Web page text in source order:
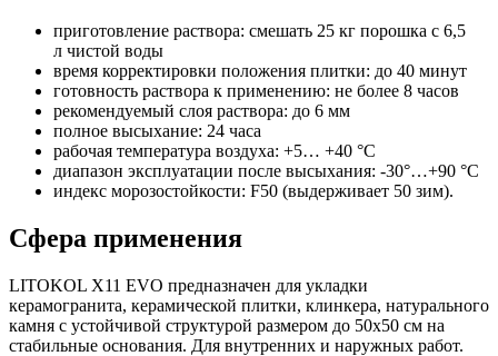
приготовление раствора: смешать 25 кг порошка с 6,5
л чистой воды
время корректировки положения плитки: до 40 минут
готовность раствора к применению: не более 8 часов
рекомендуемый слоя раствора: до 6 мм
полное высыхание: 24 часа
рабочая температура воздуха: +5… +40 °С
диапазон эксплуатации после высыхания: -30°…+90 °С
индекс морозостойкости: F50 (выдерживает 50 зим).
Сфера применения
LITOKOL X11 EVO предназначен для укладки
керамогранита, керамической плитки, клинкера, натурального
камня с устойчивой структурой размером до 50х50 см на
стабильные основания. Для внутренних и наружных работ.